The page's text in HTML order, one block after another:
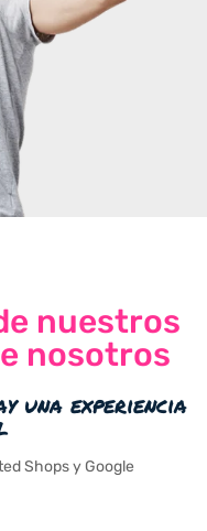
nuestros
nosotros
una experiencia
Shops y Google